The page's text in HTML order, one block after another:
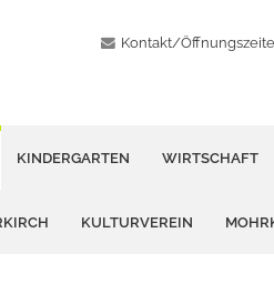
Kontakt/
KINDERGARTEN WIRTSCHAFT
KULTURVEREIN